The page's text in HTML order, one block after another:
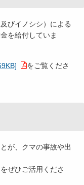
びイノシシ）による
を給付していま
をご覧くださ
が、クマの事故や出
をぜひご活用くださ